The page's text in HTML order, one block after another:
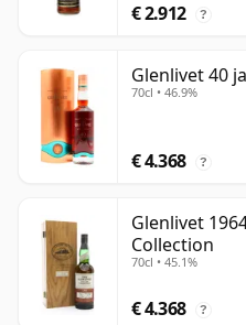
€ 2.912 ?
Glenlivet 40
70cl • 46.9%
€ 4.368 ?
Glenlivet
Collection
70cl • 45.1%
€ 4.368 ?